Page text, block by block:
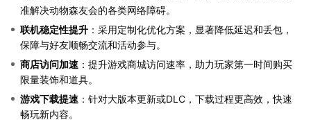
准解决动物森友会的各类网络障碍。
联机稳定性提升 ：采用定制化优化方案，显著降低延迟和丢包，
保障与好友顺畅交流和活动参与。
商店访问加速 ：提升游戏商城访问速率，助力玩家第一时间购买
限量装饰和道具。
游戏下载提速 ：针对大版本更新或DLC，下载过程更高效，快速
畅玩新内容。